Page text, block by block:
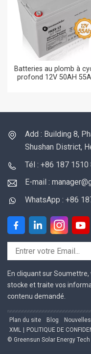
Batteries au plomb à
profond 12V 50AH
Add : Building 8,
Shushan District,
Tél : +86 187 1510
E-mail :
WhatsApp : +86
En cliquant sur
stocke et traite vos
contenu demandé.
Plan du site Blog
Nouvelles
XML | POLITIQUE DE
© Greensun Solar Energy